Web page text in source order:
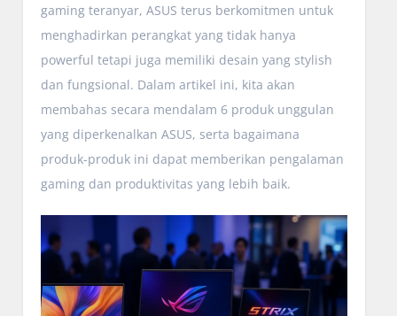
gaming teranyar, ASUS terus berkomitmen untuk
menghadirkan perangkat yang tidak hanya
powerful tetapi juga memiliki desain yang stylish
dan fungsional. Dalam artikel ini, kita akan
membahas secara mendalam 6 produk unggulan
yang diperkenalkan ASUS, serta bagaimana
produk-produk ini dapat memberikan pengalaman
gaming dan produktivitas yang lebih baik.